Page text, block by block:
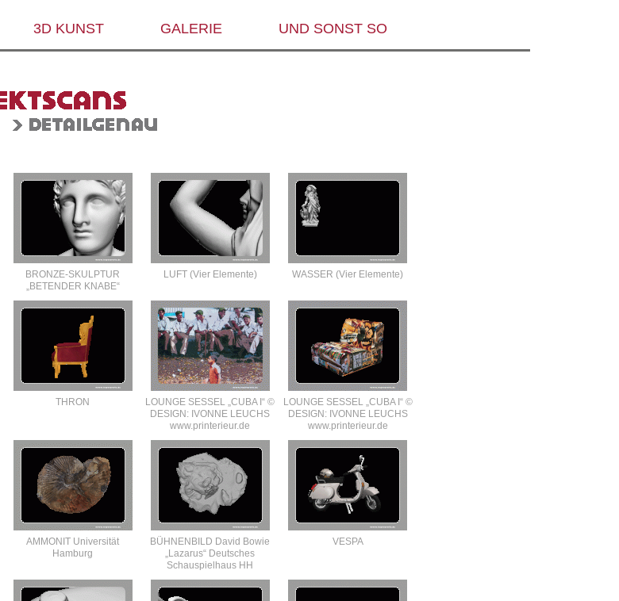
3D KUNST GALERIE UND SONST SO
BRONZE-SKULPTUR
„BETENDER KNABE“
LUFT (Vier Elemente) WASSER (Vier Elemente)
THRON
LOUNGE SESSEL „CUBA I“ ©
DESIGN: IVONNE LEUCHS
www.printerieur.de
LOUNGE SESSEL „CUBA I“ ©
DESIGN: IVONNE LEUCHS
www.printerieur.de
AMMONIT Universität
Hamburg
BÜHNENBILD David Bowie
„Lazarus“ Deutsches
Schauspielhaus HH
VESPA